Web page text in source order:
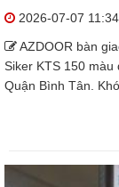
2026-07-07
AZDOOR bàn
Siker KTS 150
Quận Bình Tân.